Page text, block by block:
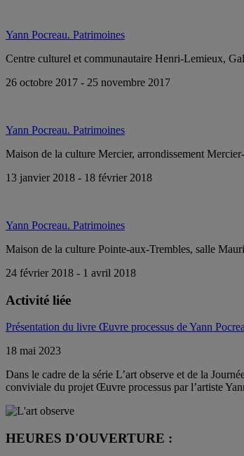
Yann Pocreau. Patrimoines
Centre culturel et communautaire Henri-Lemieux,
26 octobre 2017 - 25 novembre 2017
Yann Pocreau. Patrimoines
Maison de la culture Mercier, arrondissement
13 janvier 2018 - 18 février 2018
Yann Pocreau. Patrimoines
Maison de la culture Pointe-aux-Trembles, salle
24 février 2018 - 1 avril 2018
Activité liée
Présentation du livre Œuvre processus de Yann
18 mai 2023
Dans le cadre de la série L’art observe et de la
conviviale du projet Œuvre processus par l’artiste
HEURES D'OUVERTURE :